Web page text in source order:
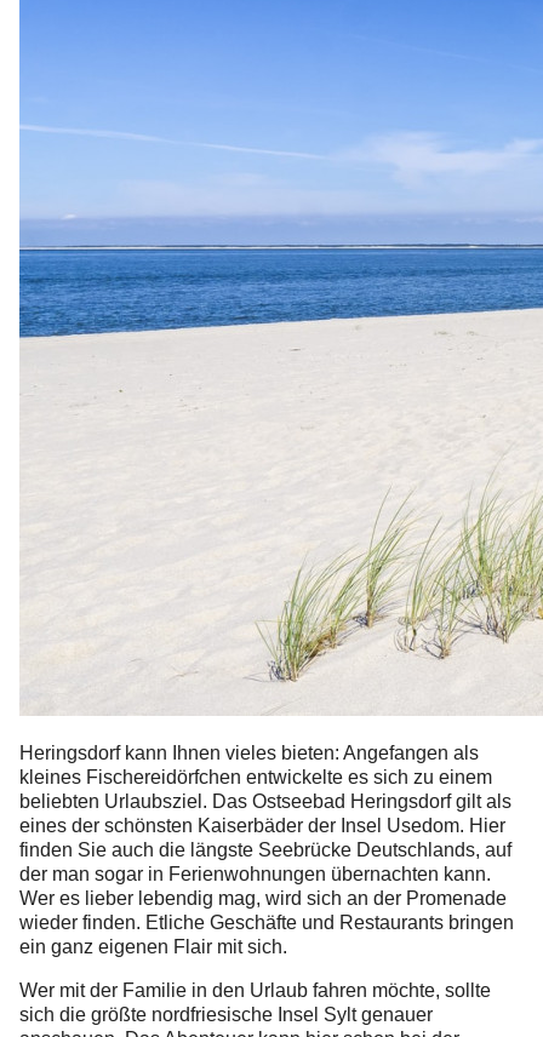
Heringsdorf kann Ihnen vieles bieten: Angefangen als
kleines Fischereidörfchen entwickelte es sich zu einem
beliebten Urlaubsziel. Das Ostseebad Heringsdorf gilt als
eines der schönsten Kaiserbäder der Insel Usedom. Hier
finden Sie auch die längste Seebrücke Deutschlands, auf
der man sogar in Ferienwohnungen übernachten kann.
Wer es lieber lebendig mag, wird sich an der Promenade
wieder finden. Etliche Geschäfte und Restaurants bringen
ein ganz eigenen Flair mit sich.
Wer mit der Familie in den Urlaub fahren möchte, sollte
sich die größte nordfriesische Insel Sylt genauer